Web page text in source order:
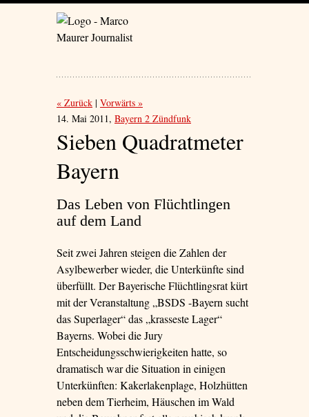
14. Mai 2011, Bayern 2 Zündfunk
Sieben Quadratmeter
Bayern
« Zurück Vorwärts »
Das Leben von Flüchtlingen
auf dem Land
Seit zwei Jahren steigen die Zahlen der
Asylbewerber wieder, die Unterkünfte sind
überfüllt. Der Bayerische Flüchtlingsrat kürt
mit der Veranstaltung „BSDS -Bayern sucht
das Superlager“ das „krasseste Lager“
Bayerns. Wobei die Jury
Entscheidungsschwierigkeiten hatte, so
dramatisch war die Situation in einigen
Unterkünften: Kakerlakenplage, Holzhütten
neben dem Tierheim, Häuschen im Wald